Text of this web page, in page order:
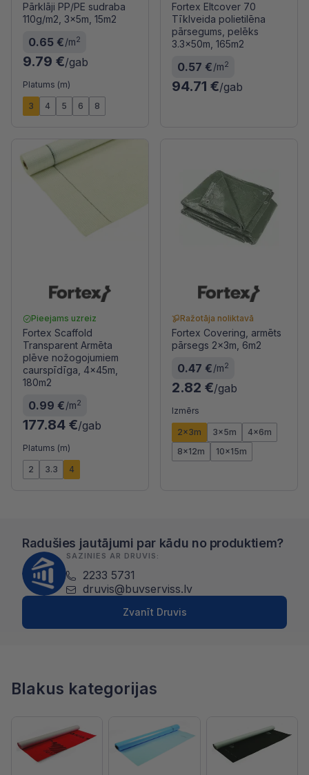
Pārklāji PP/PE sudraba
110g/m2, 3x5m, 15m2
0.65 €/m2
9.79 €/gab
Platums (m)
3 4 5 6 8
Fortex Eltcover 70
Tīklveida polietilēna
pārsegums, pelēks
3.3x50m, 165m2
0.57 €/m2
94.71 €/gab
Pieejams uzreiz
Fortex Scaffold
Transparent Armēta
plēve nožogojumiem
caurspīdīga, 4x45m,
180m2
0.99 €/m2
177.84 €/gab
Platums (m)
2 3.3 4
Ražotāja noliktavā
Fortex Covering, armēts
pārsegs 2x3m, 6m2
0.47 €/m2
2.82 €/gab
Izmērs
2x3m 3x5m
4x6m
8x12m
10x15m
Radušies jautājumi par kādu no produktiem?
SAZINIES AR DRUVIS:
2233 5731
druvis@buvserviss.lv
Zvanīt Druvis
Blakus kategorijas